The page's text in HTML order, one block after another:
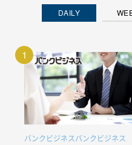
DAILY
1
バンクビジネスバンクビジネス